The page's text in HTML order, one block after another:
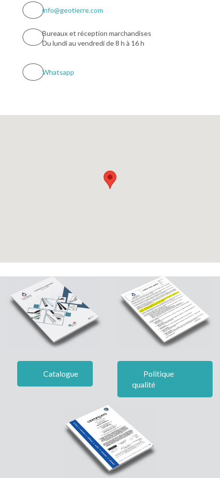
info@geotierre.com
Bureaux et réception marchandises
Du lundi au vendredi de 8 h à 16 h
Whatsapp
Catalogue
Politique
qualité